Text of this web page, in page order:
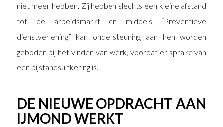
niet meer hebben. Zij hebben slechts een kleine afstand
tot de arbeidsmarkt en middels “Preventieve
dienstverlening” kan ondersteuning aan hen worden
geboden bij het vinden van werk, voordat er sprake van
een bijstandsuitkering is.
DE NIEUWE OPDRACHT AAN
IJMOND WERKT